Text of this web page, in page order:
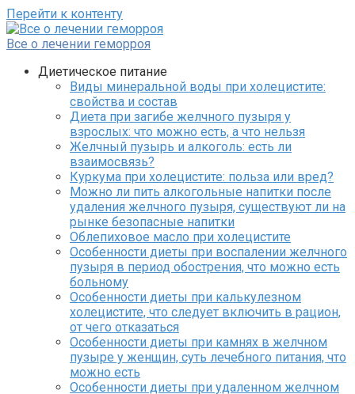
Перейти к контенту
Все о лечении геморроя
Диетическое питание
Виды минеральной воды при холецистите:
свойства и состав
Диета при загибе желчного пузыря у
взрослых: что можно есть, а что нельзя
Желчный пузырь и алкоголь: есть ли
взаимосвязь?
Куркума при холецистите: польза или вред?
Можно ли пить алкогольные напитки после
удаления желчного пузыря, существуют ли на
рынке безопасные напитки
Облепиховое масло при холецистите
Особенности диеты при воспалении желчного
пузыря в период обострения, что можно есть
больному
Особенности диеты при калькулезном
холецистите, что следует включить в рацион,
от чего отказаться
Особенности диеты при камнях в желчном
пузыре у женщин, суть лечебного питания, что
можно есть
Особенности диеты при удаленном желчном